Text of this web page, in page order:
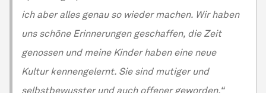
ich aber alles genau so wieder machen. Wir haben
uns schöne Erinnerungen geschaffen, die Zeit
genossen und meine Kinder haben eine neue
Kultur kennengelernt. Sie sind mutiger und
selbstbewusster und auch offener geworden.“